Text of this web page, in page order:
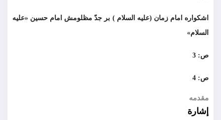
اشکواره امام زمان (علیه السلام ) بر جدّ مظلومش امام حسين «عليه
السلام»
ص: 3
ص: 4
مقدمه
إشارة